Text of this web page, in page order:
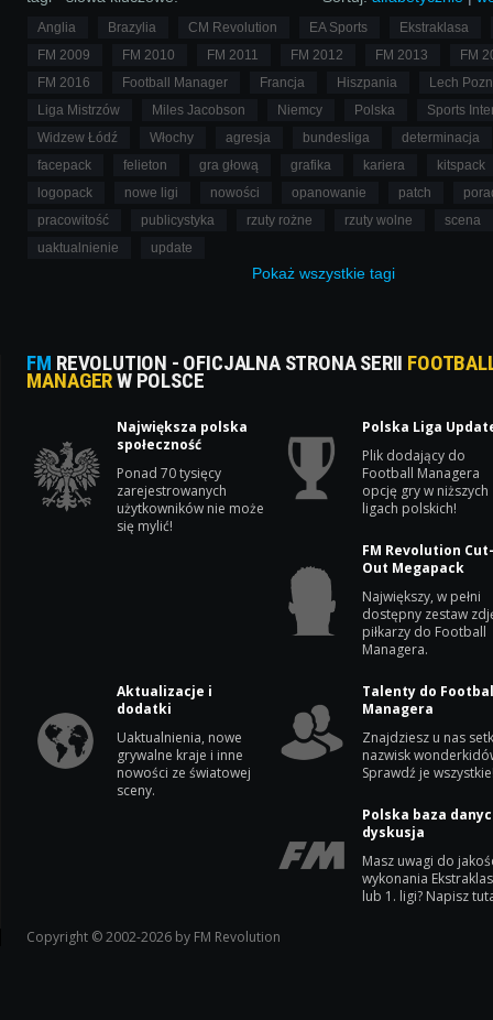
Anglia Brazylia CM Revolution EA Sports
Ekstraklasa
FM 2009
FM 2010 FM 2011 FM 2012 FM 2013
FM
FM 2016
Football Manager Francja Hiszpania
Lech
Liga Mistrzów
Miles Jacobson Niemcy Polska
Sports
Widzew Łódź
Włochy agresja bundesliga
determinacja
facepack
felieton gra głową grafika kariera
kitspack
logopack
nowe ligi nowości opanowanie patch
pracowitość
publicystyka rzuty rożne rzuty wolne
scena
uaktualnienie
update
Pokaż wszystkie tagi
FM REVOLUTION - OFICJALNA STRONA SERII
MANAGERW POLSCE
Największa polska
społeczność
Ponad 70 tysięcy
zarejestrowanych
użytkowników nie może
się mylić!
Polska Liga
Plik dodający do
Football Managera
opcję gry w niższych
ligach polskich!
FM Revolution
Out Megapack
Największy, w pełni
dostępny zestaw
piłkarzy do Football
Managera.
Aktualizacje i
dodatki
Uaktualnienia, nowe
grywalne kraje i inne
nowości ze światowej
sceny.
Talenty do
Managera
Znajdziesz u nas
nazwisk
Sprawdź je
Polska baza
dyskusja
Masz uwagi do
wykonania
lub 1. ligi? Napisz
Copyright © 2002-2026 by FM Revolution